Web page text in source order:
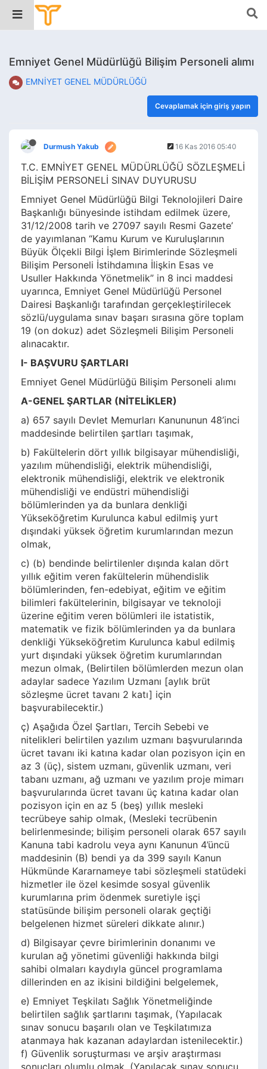
Emniyet Genel Müdürlüğü Bilişim Personeli alımı
EMNİYET GENEL MÜDÜRLÜĞÜ
Cevaplamak için giriş yapın
Durmush Yakub 16 Kas 2016 05:40
T.C. EMNİYET GENEL MÜDÜRLÜĞÜ SÖZLEŞMELİ
BİLİŞİM PERSONELİ SINAV DUYURUSU
Emniyet Genel Müdürlüğü Bilgi Teknolojileri Daire
Başkanlığı bünyesinde istihdam edilmek üzere,
31/12/2008 tarih ve 27097 sayılı Resmi Gazete’
de yayımlanan “Kamu Kurum ve Kuruluşlarının
Büyük Ölçekli Bilgi İşlem Birimlerinde Sözleşmeli
Bilişim Personeli İstihdamına İlişkin Esas ve
Usuller Hakkında Yönetmelik” in 8 inci maddesi
uyarınca, Emniyet Genel Müdürlüğü Personel
Dairesi Başkanlığı tarafından gerçekleştirilecek
sözlü/uygulama sınav başarı sırasına göre toplam
19 (on dokuz) adet Sözleşmeli Bilişim Personeli
alınacaktır.
I- BAŞVURU ŞARTLARI
Emniyet Genel Müdürlüğü Bilişim Personeli alımı
A-GENEL ŞARTLAR (NİTELİKLER)
a) 657 sayılı Devlet Memurları Kanununun 48’inci
maddesinde belirtilen şartları taşımak,
b) Fakültelerin dört yıllık bilgisayar mühendisliği,
yazılım mühendisliği, elektrik mühendisliği,
elektronik mühendisliği, elektrik ve elektronik
mühendisliği ve endüstri mühendisliği
bölümlerinden ya da bunlara denkliği
Yükseköğretim Kurulunca kabul edilmiş yurt
dışındaki yüksek öğretim kurumlarından mezun
olmak,
c) (b) bendinde belirtilenler dışında kalan dört
yıllık eğitim veren fakültelerin mühendislik
bölümlerinden, fen-edebiyat, eğitim ve eğitim
bilimleri fakültelerinin, bilgisayar ve teknoloji
üzerine eğitim veren bölümleri ile istatistik,
matematik ve fizik bölümlerinden ya da bunlara
denkliği Yükseköğretim Kurulunca kabul edilmiş
yurt dışındaki yüksek öğretim kurumlarından
mezun olmak, (Belirtilen bölümlerden mezun olan
adaylar sadece Yazılım Uzmanı [aylık brüt
sözleşme ücret tavanı 2 katı] için
başvurabilecektir.)
ç) Aşağıda Özel Şartları, Tercih Sebebi ve
nitelikleri belirtilen yazılım uzmanı başvurularında
ücret tavanı iki katına kadar olan pozisyon için en
az 3 (üç), sistem uzmanı, güvenlik uzmanı, veri
tabanı uzmanı, ağ uzmanı ve yazılım proje mimarı
başvurularında ücret tavanı üç katına kadar olan
pozisyon için en az 5 (beş) yıllık mesleki
tecrübeye sahip olmak, (Mesleki tecrübenin
belirlenmesinde; bilişim personeli olarak 657 sayılı
Kanuna tabi kadrolu veya aynı Kanunun 4’üncü
maddesinin (B) bendi ya da 399 sayılı Kanun
Hükmünde Kararnameye tabi sözleşmeli statüdeki
hizmetler ile özel kesimde sosyal güvenlik
kurumlarına prim ödenmek suretiyle işçi
statüsünde bilişim personeli olarak geçtiği
belgelenen hizmet süreleri dikkate alınır.)
d) Bilgisayar çevre birimlerinin donanımı ve
kurulan ağ yönetimi güvenliği hakkında bilgi
sahibi olmaları kaydıyla güncel programlama
dillerinden en az ikisini bildiğini belgelemek,
e) Emniyet Teşkilatı Sağlık Yönetmeliğinde
belirtilen sağlık şartlarını taşımak, (Yapılacak
sınav sonucu başarılı olan ve Teşkilatımıza
atanmaya hak kazanan adaylardan istenilecektir.)
f) Güvenlik soruşturması ve arşiv araştırması
sonuçları olumlu olmak, (Yapılacak sınav sonucu